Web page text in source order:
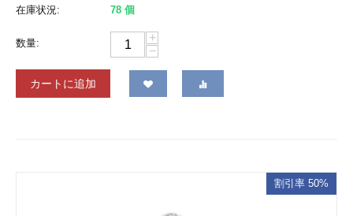
在庫状況: 78 個
数量:
+
−
カートに追加
割引率 50%